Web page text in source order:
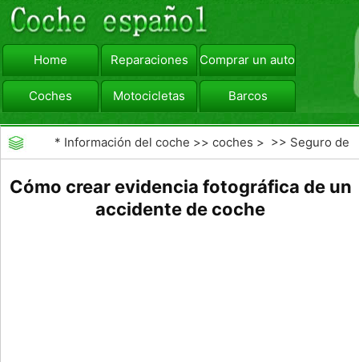
Home Reparaciones Comprar un automóvil
Coches Motocicletas Barcos
viajar Camiones
* Información del coche >>coches > >> Seguro de
automóviles
Cómo crear evidencia fotográfica de un
accidente de coche